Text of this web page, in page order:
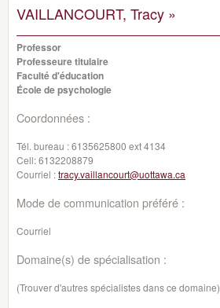
VAILLANCOURT, Tracy »
Professor
Professeure titulaire
Faculté d'éducation
École de psychologie
Coordonnées :
Tél. bureau :6135625800 ext 4134
Cell:6132208879
Courriel :tracy.vaillancourt@uottawa.ca
Mode de communication préféré :
Courriel
Domaine(s) de spécialisation :
(Trouver d'autres spécialistes dans ce domaine)